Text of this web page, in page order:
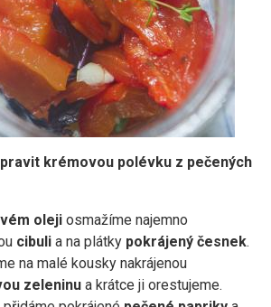
krémovou polévku z pečených
oleji osmažíme najemno
cibuli a na plátky pokrájený česnek.
na malé kousky nakrájenou
zeleninu a krátce ji orestujeme.